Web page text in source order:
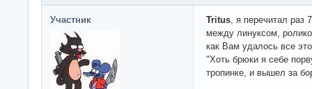
Участник Tritus , я перечитал
между линуксом,
как Вам удалось все
"Хоть брюки я себе
тропинке, и вышел за